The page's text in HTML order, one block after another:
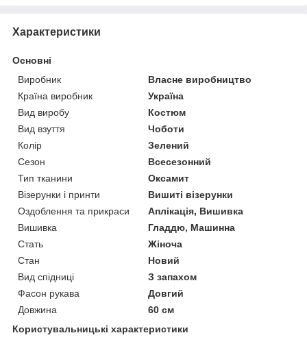
Характеристики
Основні
Виробник
Власне виробництво
Країна виробник
Україна
Вид виробу
Костюм
Вид взуття
Чоботи
Колір
Зелений
Сезон
Всесезонний
Тип тканини
Оксамит
Візерунки і принти
Вишиті візерунки
Оздоблення та прикраси
Аплікація, Вишивка
Вишивка
Гладдю, Машинна
Стать
Жіноча
Стан
Новий
Вид спідниці
З запахом
Фасон рукава
Довгий
Довжина
60 см
Користувальницькі характеристики